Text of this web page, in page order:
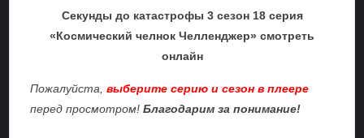
Секунды до катастрофы 3 сезон 18 серия
«Космический челнок Челленджер» смотреть
онлайн
Пожалуйста,выберите серию и сезон в плеере
перед просмотром!Благодарим за понимание!